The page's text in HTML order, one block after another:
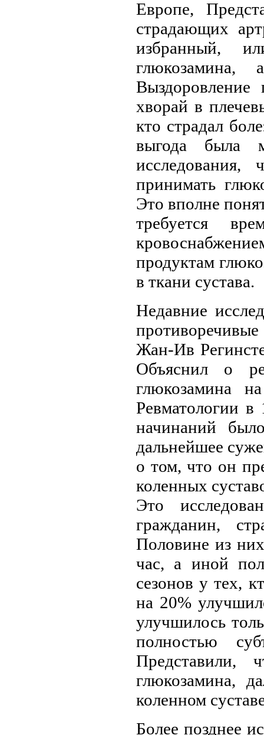
Европе,
страдающих
избранный,
Выздоровление
хворай в
кто страдал
выгода была
исследования,
принимать
Это вполне
требуется
продуктам
в ткани сустава.
Недавние
Жан-Ив
Объяснил о
глюкозамина
Ревматологии в
начинаний
дальнейшее
о том, что он
коленных
Это
гражданин,
Половине из
час, а иной
сезонов у тех,
на 20%
улучшилось
полностью
Представили,
глюкозамина,
коленном
Более позднее